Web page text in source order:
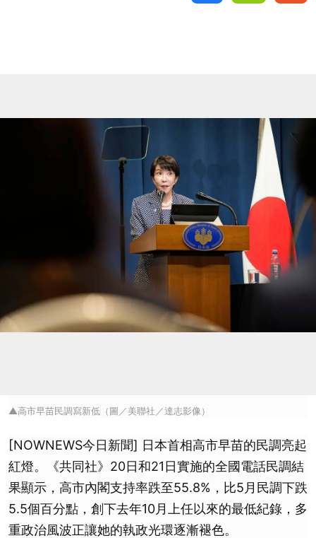
▲高市早苗民調寫新低（圖／美聯社／達志影像）
[NOWNEWS今日新聞] 日本首相高市早苗的民調亮起
紅燈。《共同社》20日和21日實施的全國電話民調結
果顯示，高市內閣支持率跌至55.8%，比5月民調下跌
5.5個百分點，創下去年10月上任以來的最低紀錄，多
重政治風波正讓她的執政光環逐漸褪色。